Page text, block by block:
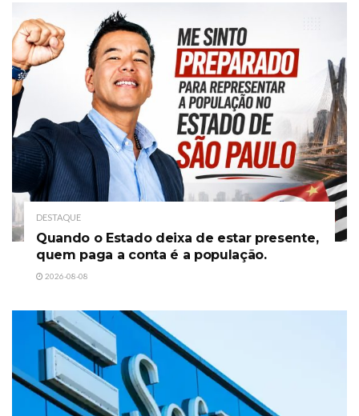
DESTAQUE
Quando o Estado deixa de estar presente,
quem paga a conta é a população.
2026-08-08